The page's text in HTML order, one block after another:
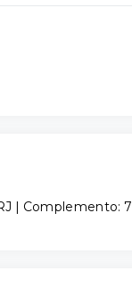
| Complemento: 7